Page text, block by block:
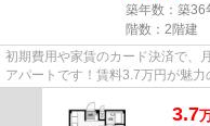
築年数：築36
階数：2階建
初期費用や家賃のカード決済で、
アパートです！賃料3.7万円が魅
3.7